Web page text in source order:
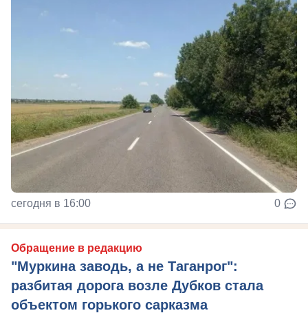
сегодня в 16:00 0
Обращение в редакцию
"Муркина заводь, а не Таганрог":
разбитая дорога возле Дубков стала
объектом горького сарказма